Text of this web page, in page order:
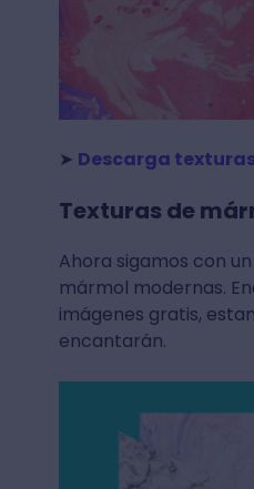
➤ Descarga
Texturas de
Ahora sigamos con
mármol modernas.
imágenes gratis,
encantarán.